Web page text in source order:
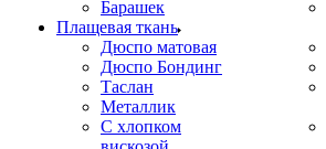
Барашек
Плащевая ткань
Дюспо матовая
Дюспо Бондинг
Таслан
Металлик
С хлопком